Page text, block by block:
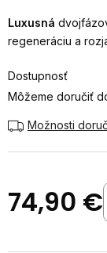
Luxusná
regeneráciu a
Dostupnosť
Môžeme doručiť
Možnosti
74,90 €